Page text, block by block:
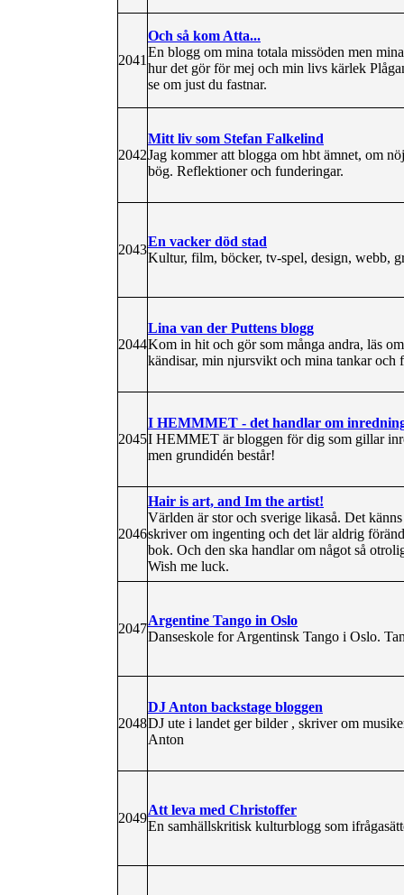
2041
Och så kom Atta...
En blogg om mina totala missöden men
hur det gör för mej och min livs kärlek
se om just du fastnar.
2042
Mitt liv som Stefan Falkelind
Jag kommer att blogga om hbt ämnet, om
bög. Reflektioner och funderingar.
2043
En vacker död stad
Kultur, film, böcker, tv-spel, design, webb,
2044
Lina van der Puttens blogg
Kom in hit och gör som många andra, läs
kändisar, min njursvikt och mina tankar och
2045
I HEMMMET - det handlar om
I HEMMET är bloggen för dig som gillar
men grundidén består!
2046
Hair is art, and Im the artist!
Världen är stor och sverige likaså. Det
skriver om ingenting och det lär aldrig
bok. Och den ska handlar om något så
Wish me luck.
2047
Argentine Tango in Oslo
Danseskole for Argentinsk Tango i Oslo.
2048
DJ Anton backstage bloggen
DJ ute i landet ger bilder , skriver om
Anton
2049
Att leva med Christoffer
En samhällskritisk kulturblogg som